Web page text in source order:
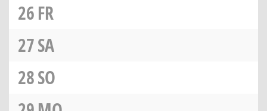
26FR
27SA
28SO